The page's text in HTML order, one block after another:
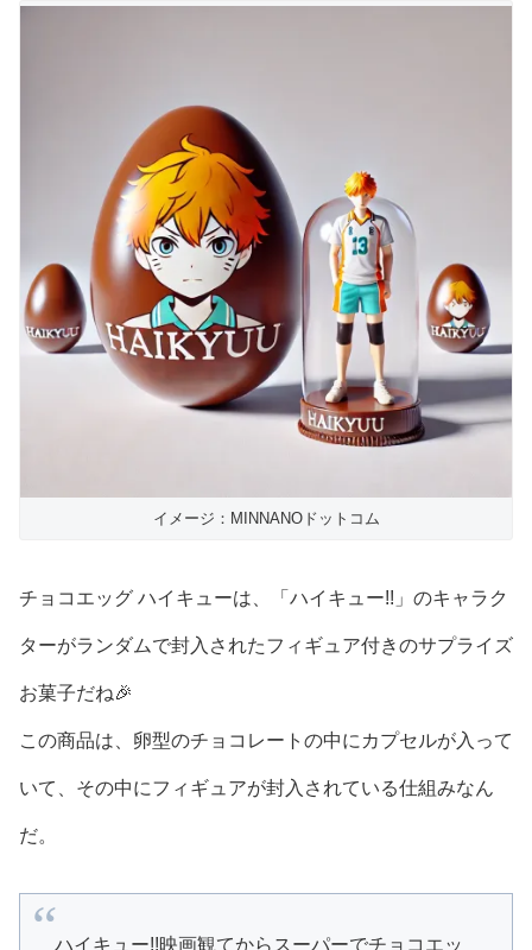
イメージ：MINNANOドットコム
チョコエッグ ハイキューは、「ハイキュー!!」のキャラク
ターがランダムで封入されたフィギュア付きのサプライズ
お菓子だね🎉
この商品は、卵型のチョコレートの中にカプセルが入って
いて、その中にフィギュアが封入されている仕組みなん
だ。
ハイキュー!!映画観てからスーパーでチョコエッ